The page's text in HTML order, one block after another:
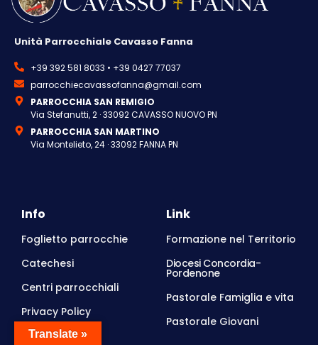
Unità Parrocchiale Cavasso Fanna
+39 392 581 8033 • +39 0427 77037
parrocchiecavassofanna@gmail.com
PARROCCHIA SAN REMIGIO
Via Stefanutti, 2 · 33092 CAVASSO NUOVO PN
PARROCCHIA SAN MARTINO
Via Montelieto, 24 · 33092 FANNA PN
Info
Foglietto parrocchie
Catechesi
Centri parrocchiali
Privacy Policy
Link
Formazione nel Territorio
Diocesi Concordia-
Pordenone
Pastorale Famiglia e vita
Pastorale Giovani
Translate »